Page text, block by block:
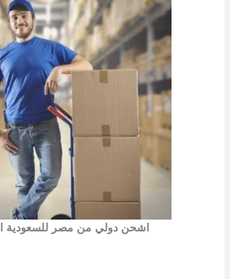
اشحن دولي من مصر للسعودية